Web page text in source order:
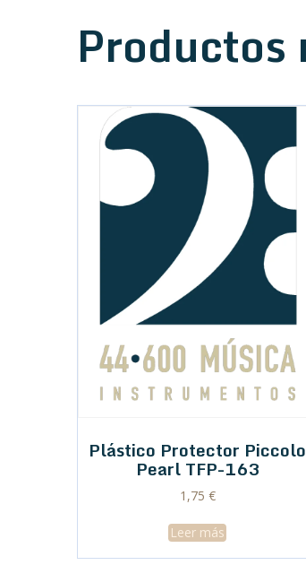
Productos
Plástico Protector Piccolo
Pearl TFP-163
1,75 €
Leer más